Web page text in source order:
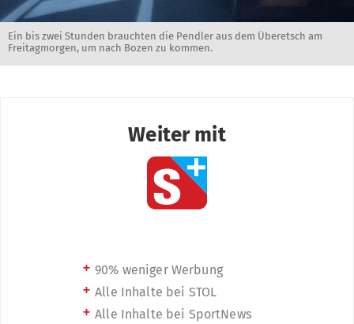
Ein bis zwei Stunden brauchten die Pendler aus dem Überetsch am
Freitagmorgen, um nach Bozen zu kommen.